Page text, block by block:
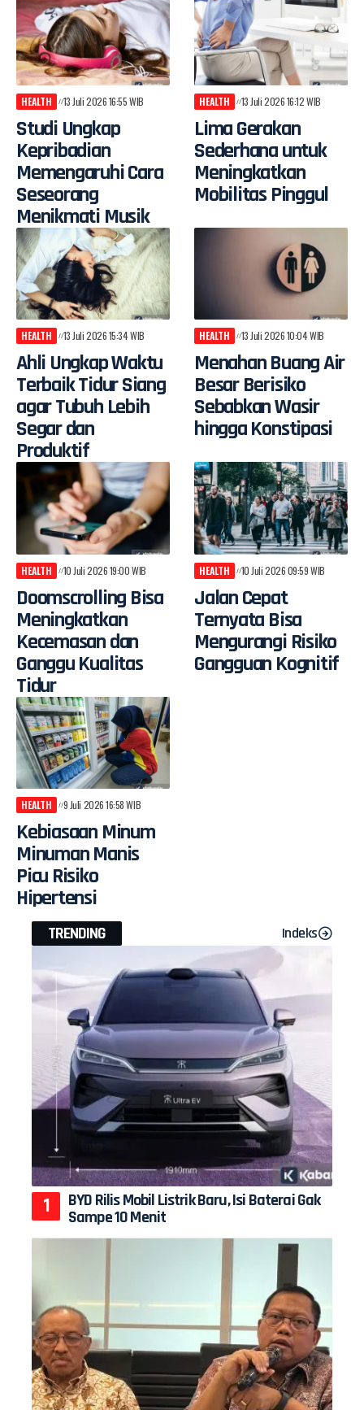
HEALTH 13 Juli 2026 16:55 WIB
Studi Ungkap
Kepribadian
Memengaruhi Cara
Seseorang
Menikmati Musik
HEALTH 13 Juli 2026 16:12 WIB
Lima Gerakan
Sederhana untuk
Meningkatkan
Mobilitas Pinggul
HEALTH 13 Juli 2026 15:34 WIB
Ahli Ungkap Waktu
Terbaik Tidur Siang
agar Tubuh Lebih
Segar dan
Produktif
HEALTH 13 Juli 2026 10:04 WIB
Menahan Buang Air
Besar Berisiko
Sebabkan Wasir
hingga Konstipasi
HEALTH 10 Juli 2026 19:00 WIB
Doomscrolling Bisa
Meningkatkan
Kecemasan dan
Ganggu Kualitas
Tidur
HEALTH 10 Juli 2026 09:59 WIB
Jalan Cepat
Ternyata Bisa
Mengurangi Risiko
Gangguan Kognitif
HEALTH 9 Juli 2026 16:58 WIB
Kebiasaan Minum
Minuman Manis
Picu Risiko
Hipertensi
TRENDING Indeks
BYD Rilis Mobil Listrik Baru, Isi Baterai Gak
Sampe 10 Menit